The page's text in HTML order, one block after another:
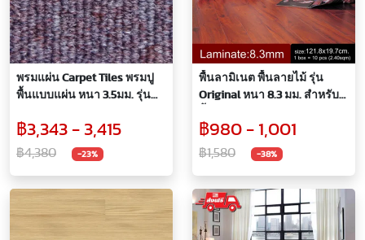
พรมแผ่น Carpet Tiles พรมปู
พื้นแบบแผ่น หนา 3.5มม. รุ่น
฿3,343 - 3,415
฿4,380 -23%
พื้นลามิเนต พื้นลายไม้ รุ่น
Original หนา 8.3 มม. สำหรับปู
฿980 - 1,001
฿1,580 -38%